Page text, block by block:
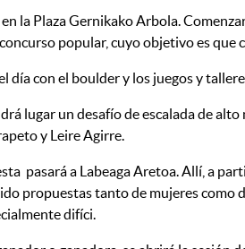
la Plaza Gernikako Arbola.
popular, cuyo objetivo es
día con el boulder y los juegos y
lugar un desafío de escalada de
y Leire Agirre.
pasará a Labeaga Aretoa. Allí, a
propuestas tanto de mujeres
difíci.